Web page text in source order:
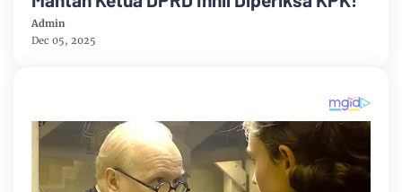
Admin
Dec 05, 2025